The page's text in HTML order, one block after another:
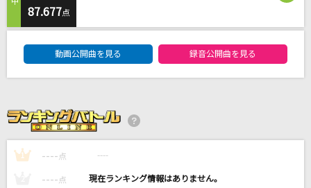
風になる
[生音]WILD RUSH
T.M.Revolution
[生音]冬と春
back number
[生音]君の知らない物語
supercell
87.677点
動画公開曲を見る 録音公開曲を見る
1 ---- 点 ----
---- 点 ----